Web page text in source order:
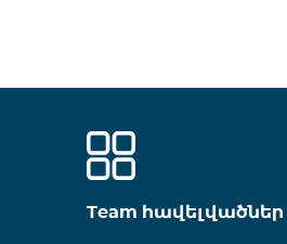
Team հավելվածներ